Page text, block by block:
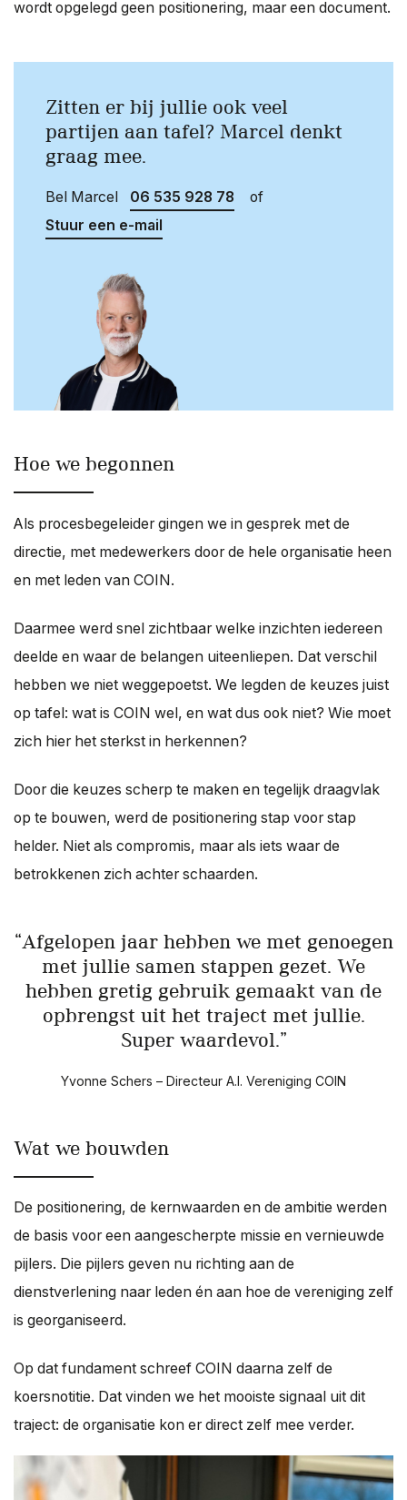
wordt opgelegd geen positionering, maar een document.
Zitten er bij jullie ook veel
partijen aan tafel? Marcel denkt
graag mee.
Bel Marcel 06 535 928 78
of
Stuur een e-mail
Hoe we begonnen
Als procesbegeleider gingen we in gesprek met de
directie, met medewerkers door de hele organisatie heen
en met leden van COIN.
Daarmee werd snel zichtbaar welke inzichten iedereen
deelde en waar de belangen uiteenliepen. Dat verschil
hebben we niet weggepoetst. We legden de keuzes juist
op tafel: wat is COIN wel, en wat dus ook niet? Wie moet
zich hier het sterkst in herkennen?
Door die keuzes scherp te maken en tegelijk draagvlak
op te bouwen, werd de positionering stap voor stap
helder. Niet als compromis, maar als iets waar de
betrokkenen zich achter schaarden.
Afgelopen jaar hebben we met genoegen
met jullie samen stappen gezet. We
hebben gretig gebruik gemaakt van de
opbrengst uit het traject met jullie.
Super waardevol.
Yvonne Schers – Directeur A.I. Vereniging COIN
Wat we bouwden
De positionering, de kernwaarden en de ambitie werden
de basis voor een aangescherpte missie en vernieuwde
pijlers. Die pijlers geven nu richting aan de
dienstverlening naar leden én aan hoe de vereniging zelf
is georganiseerd.
Op dat fundament schreef COIN daarna zelf de
koersnotitie. Dat vinden we het mooiste signaal uit dit
traject: de organisatie kon er direct zelf mee verder.